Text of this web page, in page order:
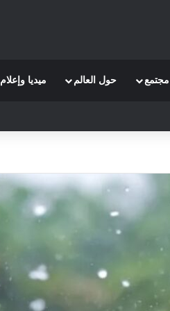
مجتمع حول العالم ميديا وإعلام